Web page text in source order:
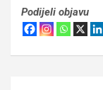
Podijeli objavu